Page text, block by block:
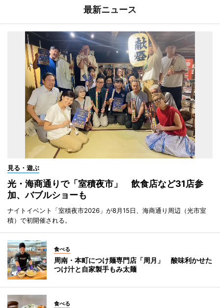
最新ニュース
見る・遊ぶ
光・海商通りで「室積夜市」 飲食店など31店参
加、バブルショーも
ナイトイベント「室積夜市2026」が8月15日、海商通り周辺（光市室
積）で初開催される。
食べる
周南・本町につけ麺専門店「周月」 酸味利かせた
つけ汁と自家製手もみ太麺
食べる